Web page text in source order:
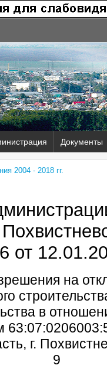
Документы
2004 - 2018 гг.
от
на
в
г.
9